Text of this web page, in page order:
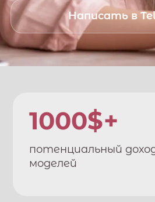
Написать в
1000$+
потенциальный
моделей